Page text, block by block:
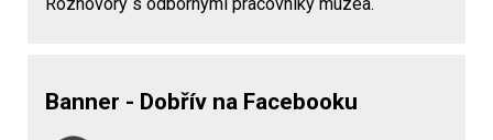
Banner - Dobřív na Facebooku